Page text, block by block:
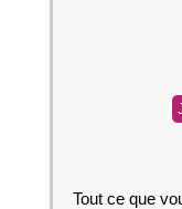
Tout ce que